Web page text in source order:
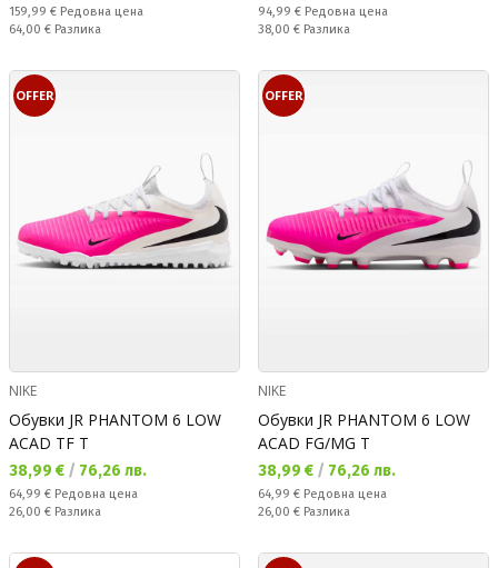
Редовна цена:
159,99 € Редовна цена
Спестявате:
64,00 € Разлика
Редовна цена:
94,99 € Редовна цена
Спестявате:
38,00 € Разлика
OFFER
NIKE
Обувки JR PHANTOM 6 LOW
ACAD TF T
Текуща цена:
38,99 € / 76,26 лв.
Редовна цена:
64,99 € Редовна цена
Спестявате:
26,00 € Разлика
OFFER
NIKE
Обувки JR PHANTOM 6 LOW
ACAD FG/MG T
Текуща цена:
38,99 € / 76,26 лв.
Редовна цена:
64,99 € Редовна цена
Спестявате:
26,00 € Разлика